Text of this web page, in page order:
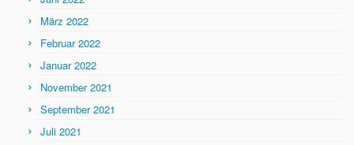
März 2022
Februar 2022
Januar 2022
November 2021
September 2021
Juli 2021